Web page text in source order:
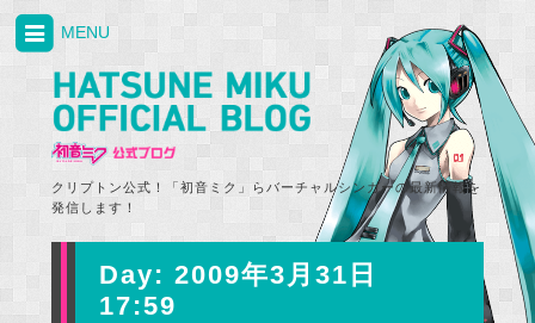
クリプトン公式！「初音ミク」らバーチャルシンガーの最新情報を
発信します！
MENU
Day: 2009年3月31日
17:59